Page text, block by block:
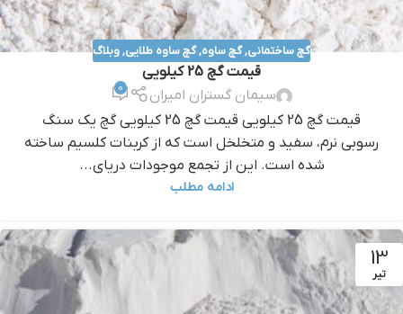
گچ ساختمانی,گچ ساوه,گچ ساوه طلایی,وبلاگ
قيمت گچ 25 کيلويی
سیمان گستران امیران
0
قيمت گچ 25 کيلويی قيمت گچ 25 کيلويی گچ یک سنگ
رسوبی نرم، سفید و متخلخل است که از کربنات کلسیم ساخته
شده است. این از تجمع موجودات دریای...
ادامه مطلب
13
تیر